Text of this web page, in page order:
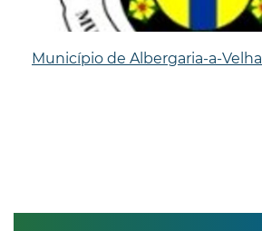
Município de Albergaria-a-Velha